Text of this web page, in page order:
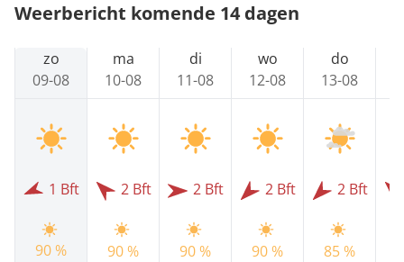
Weerbericht komende 14 dagen
zo
09-08
1 Bft
90 %
ma
10-08
2 Bft
90 %
di
11-08
2 Bft
90 %
wo
12-08
2 Bft
90 %
do
13-08
2 Bft
85 %